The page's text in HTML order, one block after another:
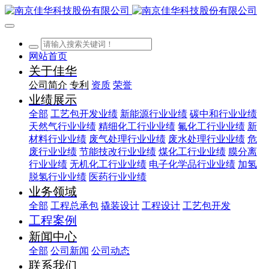
网站首页
关于佳华
公司简介 专利 资质 荣誉
业绩展示
全部 工艺包开发业绩 新能源行业业绩 碳中和行业业绩
天然气行业业绩 精细化工行业业绩 氟化工行业业绩 新
材料行业业绩 废气处理行业业绩 废水处理行业业绩 危
废行业业绩 节能技改行业业绩 煤化工行业业绩 膜分离
行业业绩 无机化工行业业绩 电子化学品行业业绩 加氢
脱氢行业业绩 医药行业业绩
业务领域
全部 工程总承包 撬装设计 工程设计 工艺包开发
工程案例
新闻中心
全部 公司新闻 公司动态
联系我们